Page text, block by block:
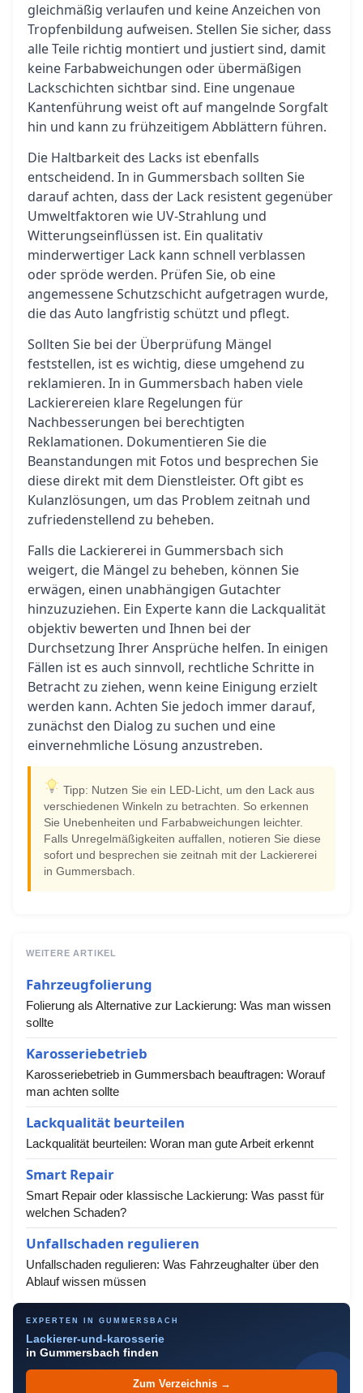
gleichmäßig verlaufen und keine Anzeichen von
Tropfenbildung aufweisen. Stellen Sie sicher, dass
alle Teile richtig montiert und justiert sind, damit
keine Farbabweichungen oder übermäßigen
Lackschichten sichtbar sind. Eine ungenaue
Kantenführung weist oft auf mangelnde Sorgfalt
hin und kann zu frühzeitigem Abblättern führen.
Die Haltbarkeit des Lacks ist ebenfalls
entscheidend. In in Gummersbach sollten Sie
darauf achten, dass der Lack resistent gegenüber
Umweltfaktoren wie UV-Strahlung und
Witterungseinflüssen ist. Ein qualitativ
minderwertiger Lack kann schnell verblassen
oder spröde werden. Prüfen Sie, ob eine
angemessene Schutzschicht aufgetragen wurde,
die das Auto langfristig schützt und pflegt.
Sollten Sie bei der Überprüfung Mängel
feststellen, ist es wichtig, diese umgehend zu
reklamieren. In in Gummersbach haben viele
Lackierereien klare Regelungen für
Nachbesserungen bei berechtigten
Reklamationen. Dokumentieren Sie die
Beanstandungen mit Fotos und besprechen Sie
diese direkt mit dem Dienstleister. Oft gibt es
Kulanzlösungen, um das Problem zeitnah und
zufriedenstellend zu beheben.
Falls die Lackiererei in Gummersbach sich
weigert, die Mängel zu beheben, können Sie
erwägen, einen unabhängigen Gutachter
hinzuzuziehen. Ein Experte kann die Lackqualität
objektiv bewerten und Ihnen bei der
Durchsetzung Ihrer Ansprüche helfen. In einigen
Fällen ist es auch sinnvoll, rechtliche Schritte in
Betracht zu ziehen, wenn keine Einigung erzielt
werden kann. Achten Sie jedoch immer darauf,
zunächst den Dialog zu suchen und eine
einvernehmliche Lösung anzustreben.
Tipp: Nutzen Sie ein LED-Licht, um den Lack aus
verschiedenen Winkeln zu betrachten. So erkennen
Sie Unebenheiten und Farbabweichungen leichter.
Falls Unregelmäßigkeiten auffallen, notieren Sie diese
sofort und besprechen sie zeitnah mit der Lackiererei
in Gummersbach.
WEITERE ARTIKEL
Fahrzeugfolierung
Folierung als Alternative zur Lackierung: Was man wissen
sollte
Karosseriebetrieb
Karosseriebetrieb in Gummersbach beauftragen: Worauf
man achten sollte
Lackqualität beurteilen
Lackqualität beurteilen: Woran man gute Arbeit erkennt
Smart Repair
Smart Repair oder klassische Lackierung: Was passt für
welchen Schaden?
Unfallschaden regulieren
Unfallschaden regulieren: Was Fahrzeughalter über den
Ablauf wissen müssen
EXPERTEN IN GUMMERSBACH
Lackierer-und-karosserie
in Gummersbach finden
Zum Verzeichnis →